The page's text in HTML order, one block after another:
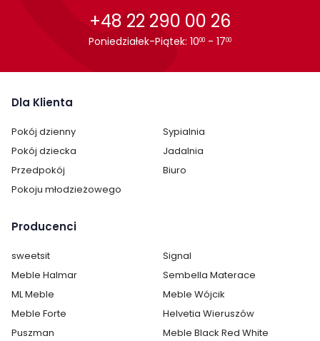
Hokery Signal to solidne i trwałe produkty, których
zakupu z całą pewnością nie pożałujesz. W sklepie
zróżnicowanych modeli, co pozwoli wybrać ten, który w
+48 22 290 00 26
Poniedziałek-Piątek: 1000 - 1700
Dla Klienta
Pokój dzienny
Sypialnia
Pokój dziecka
Jadalnia
Przedpokój
Biuro
Pokoju młodzieżowego
Producenci
sweetsit
Signal
Meble Halmar
Sembella Materace
ML Meble
Meble Wójcik
Meble Forte
Helvetia Wieruszów
Puszman
Meble Black Red White